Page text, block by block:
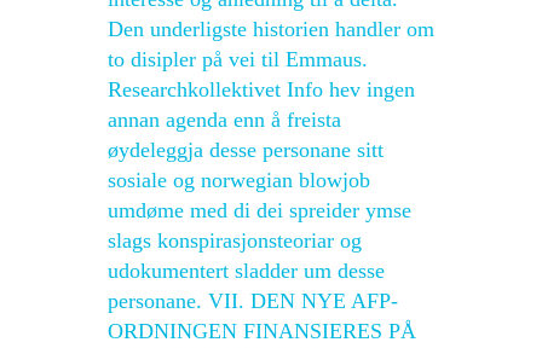
Den underligste historien handler om
to disipler på vei til Emmaus.
Researchkollektivet Info hev ingen
annan agenda enn å freista
øydeleggja desse personane sitt
sosiale og norwegian blowjob
umdøme med di dei spreider ymse
slags konspirasjonsteoriar og
udokumentert sladder um desse
personane. VII. DEN NYE AFP-
ORDNINGEN FINANSIERES PÅ